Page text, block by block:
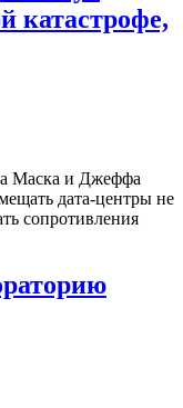
катастрофе,
Маска и Джеффа
дата‑центры не
сопротивления